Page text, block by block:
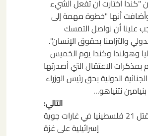
"كندا اختارت أن تفعل الشيء
أنها "خطوة مهمة إلى
علينا أن نواصل التمسك
والتزامنا بحقوق الإنسان".
وهولندا وكندا يوم الخميس
بمذكرات الاعتقال التي أصدرتها
الدولية بحق رئيس الوزراء
بنيامين نتنياهو…
التالي:
مقتل 21 فلسطينيا في غارات جوية
إسرائيلية على غزة